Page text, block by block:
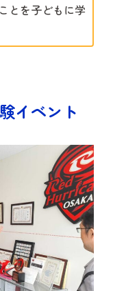
とを子どもに学
イベント